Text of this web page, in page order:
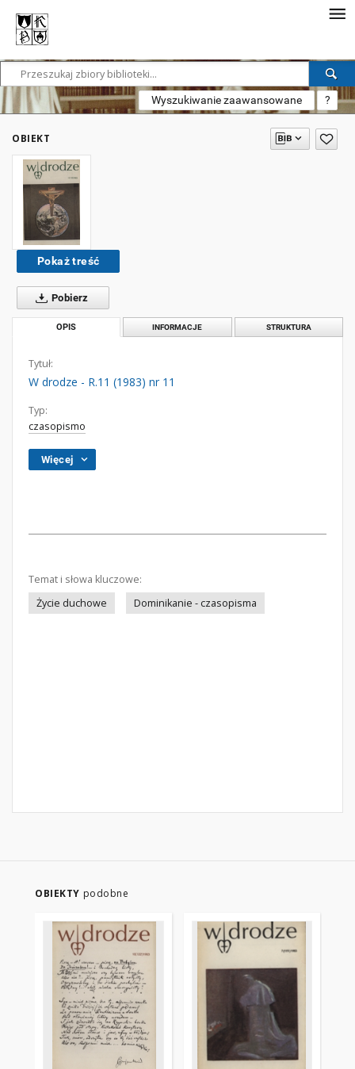
Wyszukiwanie zaawansowane ?
OBIEKT
Pokaż treść
Pobierz
OPIS INFORMACJE STRUKTURA
Tytuł:
W drodze - R.11 (1983) nr 11
Typ:
czasopismo
Więcej
Temat i słowa kluczowe:
Życie duchowe
Dominikanie - czasopisma
OBIEKTY podobne